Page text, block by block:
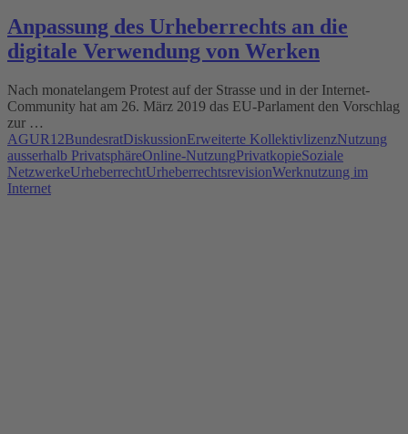
Anpassung des Urheberrechts an die
digitale Verwendung von Werken
Nach monatelangem Protest auf der Strasse und in der Internet-
Community hat am 26. März 2019 das EU-Parlament den Vorschlag
zur …
AGUR12BundesratDiskussionErweiterte KollektivlizenzNutzung
ausserhalb PrivatsphäreOnline-NutzungPrivatkopieSoziale
NetzwerkeUrheberrechtUrheberrechtsrevisionWerknutzung im
Internet